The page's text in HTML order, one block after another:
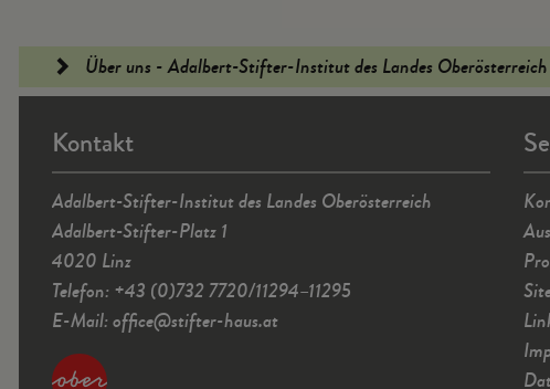
Fußleiste Über uns - Adalbert-Stifter-Institut des Landes Oberösterreich
Kontakt
Adalbert-Stifter-Institut des Landes Oberösterreich
Adalbert-Stifter-Platz 1
4020 Linz
Telefon: +43 (0)732 7720/11294–11295
E-Mail:office@stifter-haus.at